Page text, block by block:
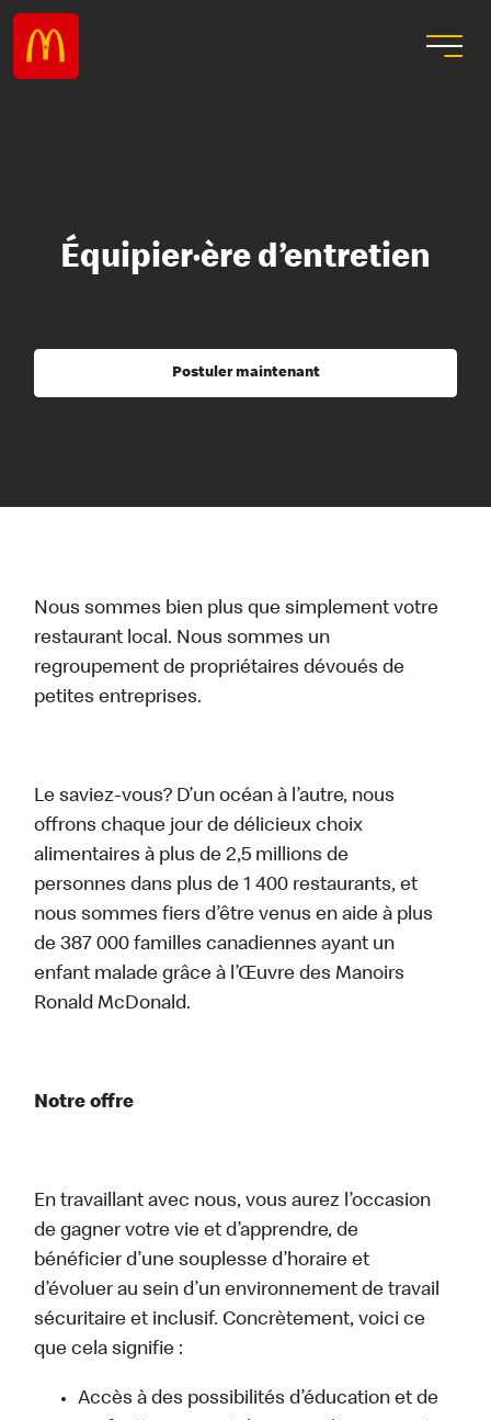
Équipier·ère d’entretien
Postuler maintenant
Nous sommes bien plus que simplement votre
restaurant local. Nous sommes un
regroupement de propriétaires dévoués de
petites entreprises.
Le saviez-vous? D’un océan à l’autre, nous
offrons chaque jour de délicieux choix
alimentaires à plus de 2,5 millions de
personnes dans plus de 1 400 restaurants, et
nous sommes fiers d’être venus en aide à plus
de 387 000 familles canadiennes ayant un
enfant malade grâce à l’Œuvre des Manoirs
Ronald McDonald.
Notre offre
En travaillant avec nous, vous aurez l’occasion
de gagner votre vie et d’apprendre, de
bénéficier d’une souplesse d’horaire et
d’évoluer au sein d’un environnement de travail
sécuritaire et inclusif. Concrètement, voici ce
que cela signifie :
Accès à des possibilités d’éducation et de